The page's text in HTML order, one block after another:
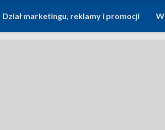
Dział marketingu, reklamy i promocji